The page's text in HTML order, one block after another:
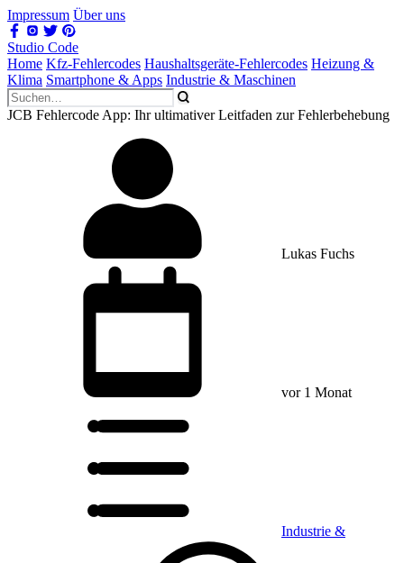
Impressum Über uns
Studio Code
Home Kfz-Fehlercodes Haushaltsgeräte-Fehlercodes Heizung &
Klima Smartphone & Apps Industrie & Maschinen
JCB Fehlercode App: Ihr ultimativer Leitfaden zur Fehlerbehebung
Lukas Fuchs
vor 1 Monat
Industrie &